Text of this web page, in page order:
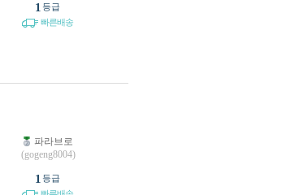
1 등급
빠른배송
파라브로
(gogeng8004)
1 등급